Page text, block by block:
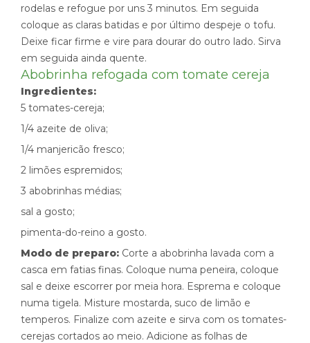
rodelas e refogue por uns 3 minutos. Em seguida
coloque as claras batidas e por último despeje o tofu.
Deixe ficar firme e vire para dourar do outro lado. Sirva
em seguida ainda quente.
Abobrinha refogada com tomate cereja
Ingredientes:
5 tomates-cereja;
1/4 azeite de oliva;
1/4 manjericão fresco;
2 limões espremidos;
3 abobrinhas médias;
sal a gosto;
pimenta-do-reino a gosto.
Modo de preparo: Corte a abobrinha lavada com a
casca em fatias finas. Coloque numa peneira, coloque
sal e deixe escorrer por meia hora. Esprema e coloque
numa tigela. Misture mostarda, suco de limão e
temperos. Finalize com azeite e sirva com os tomates-
cerejas cortados ao meio. Adicione as folhas de